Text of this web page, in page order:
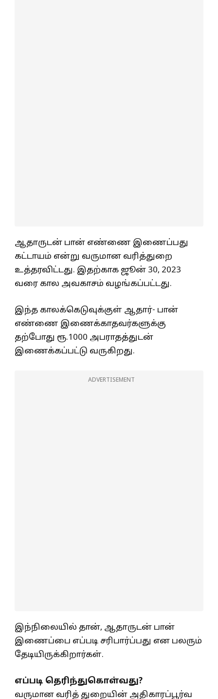
ஆதாருடன் பான் எண்ணை இணைப்பது
கட்டாயம் என்று வருமான வரித்துறை
உத்தரவிட்டது. இதற்காக ஜூன் 30, 2023
வரை கால அவகாசம் வழங்கப்பட்டது.
இந்த காலக்கெடுவுக்குள் ஆதார்- பான்
எண்ணை இணைக்காதவர்களுக்கு
தற்போது ரூ.1000 அபராதத்துடன்
இணைக்கப்பட்டு வருகிறது.
ADVERTISEMENT
இந்நிலையில் தான், ஆதாருடன் பான்
இணைப்பை எப்படி சரிபார்ப்பது என பலரும்
தேடியிருக்கிறார்கள்.
எப்படி தெரிந்துகொள்வது?
வருமான வரித் துறையின் அதிகாரப்பூர்வ